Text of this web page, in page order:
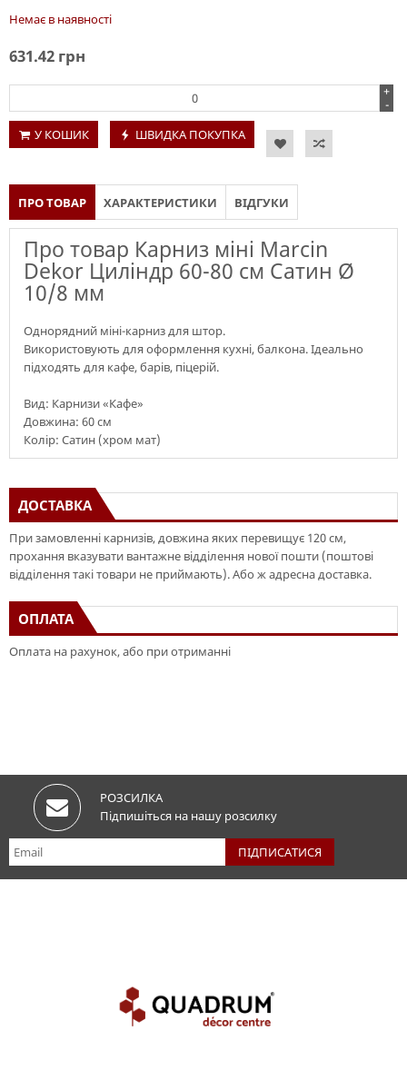
Немає в наявності
631.42 грн
+
-
У КОШИК
ШВИДКА ПОКУПКА
ПРО ТОВАР ХАРАКТЕРИСТИКИ ВІДГУКИ
Про товар Карниз міні Marcin
Dekor Циліндр 60-80 см Сатин Ø
10/8 мм
Однорядний міні-карниз для штор.
Використовують для оформлення кухні, балкона. Ідеально
підходять для кафе, барів, піцерій.
Вид: Карнизи «Кафе»
Довжина: 60 см
Колір: Сатин (хром мат)
ДОСТАВКА
При замовленні карнизів, довжина яких перевищує 120 см,
прохання вказувати вантажне відділення нової пошти (поштові
відділення такі товари не приймають). Або ж адресна доставка.
ОПЛАТА
Оплата на рахунок, або при отриманні
РОЗСИЛКА
Підпишіться на нашу розсилку